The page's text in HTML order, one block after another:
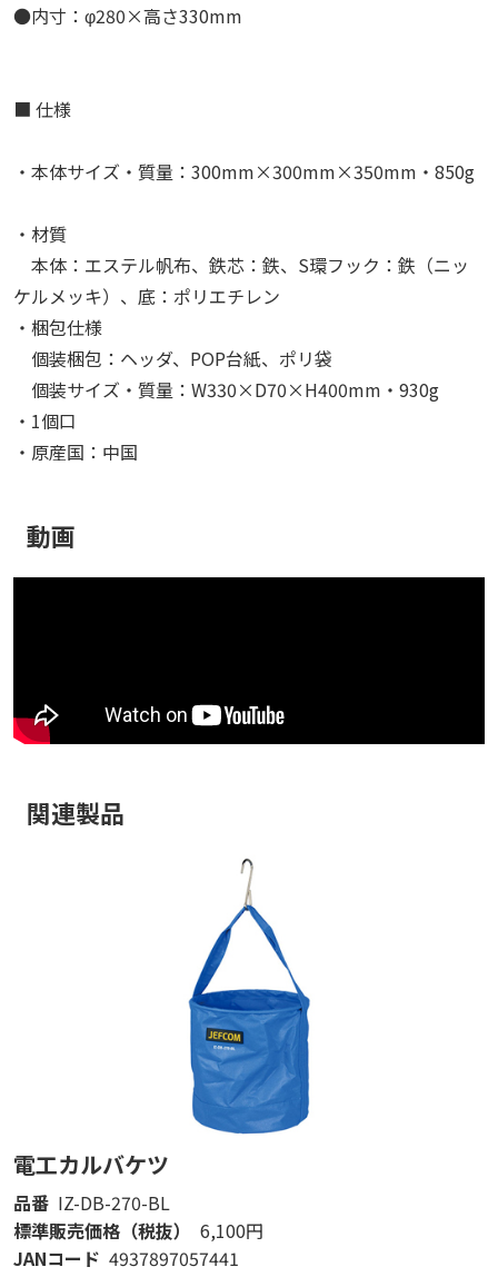
●内寸：φ280×高さ330mm
■ 仕様
・本体サイズ・質量：300mm×300mm×350mm・850g
・材質
本体：エステル帆布、鉄芯：鉄、S環フック：鉄（ニッ
ケルメッキ）、底：ポリエチレン
・梱包仕様
個装梱包：ヘッダ、POP台紙、ポリ袋
個装サイズ・質量：W330×D70×H400mm・930g
・1個口
・原産国：中国
動画
関連製品
電工カルバケツ
品番 IZ-DB-270-BL
標準販売価格（税抜）
6,100円
JANコード 4937897057441